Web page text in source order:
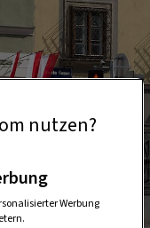
nutzen?
Werbung